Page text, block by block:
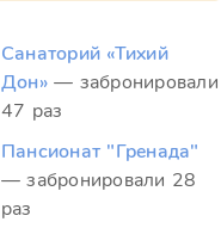
Санаторий «Тихий
Дон» — забронировали
47 раз
Пансионат "Гренада"
— забронировали 28
раз